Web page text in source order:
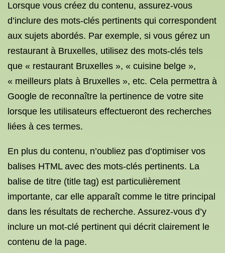
Lorsque vous créez du contenu, assurez-vous
d’inclure des mots-clés pertinents qui correspondent
aux sujets abordés. Par exemple, si vous gérez un
restaurant à Bruxelles, utilisez des mots-clés tels
que « restaurant Bruxelles », « cuisine belge »,
« meilleurs plats à Bruxelles », etc. Cela permettra à
Google de reconnaître la pertinence de votre site
lorsque les utilisateurs effectueront des recherches
liées à ces termes.
En plus du contenu, n’oubliez pas d’optimiser vos
balises HTML avec des mots-clés pertinents. La
balise de titre (title tag) est particulièrement
importante, car elle apparaît comme le titre principal
dans les résultats de recherche. Assurez-vous d’y
inclure un mot-clé pertinent qui décrit clairement le
contenu de la page.